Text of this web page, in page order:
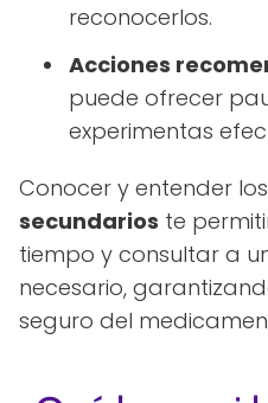
reconocerlos.
Acciones
puede ofrecer
experimentas
Conocer y entender
secundarios te
tiempo y consultar a
necesario,
seguro del